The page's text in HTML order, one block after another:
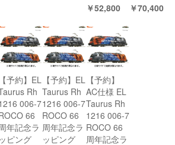
￥52,800
￥70,400
【予約】EL
Rh
006-7
66
年記念ラ
ッピング
【予約】EL
Taurus Rh
1216 006-7
ROCO 66
周年記念ラ
ッピング
【予約】
AC仕様 EL
Taurus Rh
1216 006-7
ROCO 66
周年記念ラ